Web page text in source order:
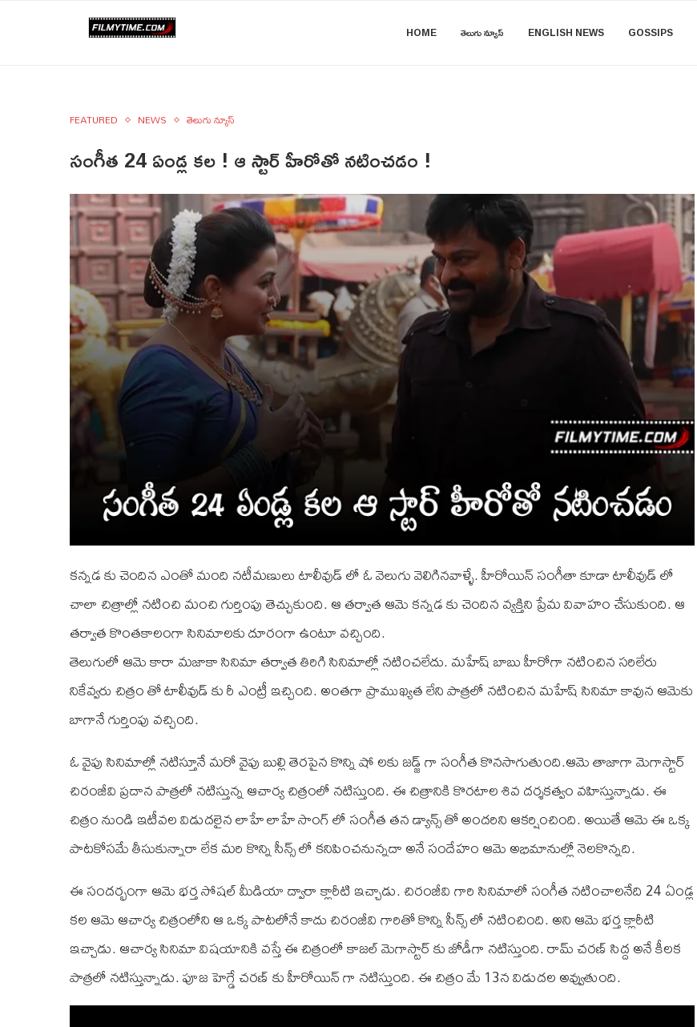
HOME తెలుగు న్యూస్ ENGLISH NEWS GOSSIPS
FEATURED NEWS తెలుగు న్యూస్
సంగీత 24 ఏండ్ల కల ! ఆ స్టార్ హీరోతో నటించడం !
కన్నడ కు చెందిన ఎంతో మంది నటీమణులు టాలీవుడ్ లో ఓ వెలుగు వెలిగినవాళ్ళే. హీరోయిన్ సంగీతా కూడా టాలీవుడ్ లో
చాలా చిత్రాల్లో నటించి మంచి గుర్తింపు తెచ్చుకుంది. ఆ తర్వాత ఆమె కన్నడ కు చెందిన వ్యక్తిని ప్రేమ వివాహం చేసుకుంది. ఆ
తర్వాత కొంతకాలంగా సినిమాలకు దూరంగా ఉంటూ వచ్చింది.
తెలుగులో ఆమె కారా మజాకా సినిమా తర్వాత తిరిగి సినిమాల్లో నటించలేదు. మహేష్ బాబు హీరోగా నటించిన సరిలేరు
నికేవ్వరు చిత్రం తో టాలీవుడ్ కు రీ ఎంట్రీ ఇచ్చింది. అంతగా ప్రాముఖ్యత లేని పాత్రలో నటించిన మహేష్ సినిమా కావున ఆమెకు
బాగానే గుర్తింపు వచ్చింది.
ఓ వైపు సినిమాల్లో నటిస్తూనే మరో వైపు బుల్లి తెరపైన కొన్ని షో లకు జడ్జ్ గా సంగీత కొనసాగుతుంది.ఆమె తాజాగా మెగాస్టార్
చిరంజీవి ప్రదాన పాత్రలో నటిస్తున్న ఆచార్య చిత్రంలో నటిస్తుంది. ఈ చిత్రానికి కొరటాల శివ దర్శకత్వం వహిస్తున్నాడు. ఈ
చిత్రం నుండి ఇటీవల విడుదలైన లాహే లాహే సాంగ్ లో సంగీత తన డ్యాన్స్ తో అందరిని ఆకర్షించింది. అయితే ఆమె ఈ ఒక్క
పాటకోసమే తీసుకున్నారా లేక మరి కొన్ని సీన్స్ లో కనిపించనున్నదా అనే సందేహం ఆమె అభిమానుల్లో నెలకొన్నది.
ఈ సందర్భంగా ఆమె భర్త సోషల్ మీడియా ద్వారా క్లారీటి ఇచ్చాడు. చిరంజీవి గారి సినిమాలో సంగీత నటించాలనేది 24 ఏండ్ల
కల ఆమె ఆచార్య చిత్రంలోని ఆ ఒక్క పాటలోనే కాదు చిరంజీవి గారితో కొన్ని సీన్స్ లో నటించింది. అని ఆమె భర్త క్లారీటి
ఇచ్చాడు. ఆచార్య సినిమా విషయానికి వస్తే ఈ చిత్రంలో కాజల్ మెగాస్టార్ కు జోడీగా నటిస్తుంది. రామ్ చరణ్ సిద్ద అనే కీలక
పాత్రలో నటిస్తున్నాడు. పూజ హెగ్డే చరణ్ కు హీరోయిన్ గా నటిస్తుంది. ఈ చిత్రం మే 13న విడుదల అవ్వుతుంది.